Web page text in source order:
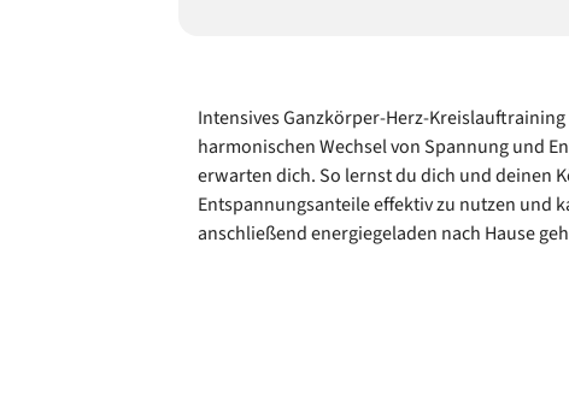
Intensives Ganzkörper-Herz-
harmonischen Wechsel von Spannung und
erwarten dich. So lernst du dich und deinen
Entspannungsanteile effektiv zu nutzen und
anschließend energiegeladen nach Hause